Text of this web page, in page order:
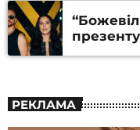
РЕКЛАМА